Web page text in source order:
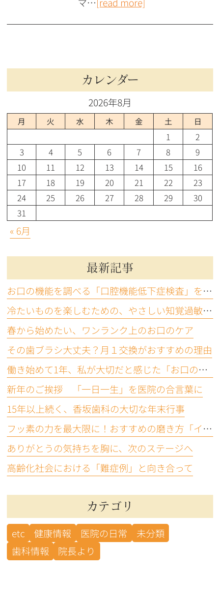
カレンダー
2026年8月
月 火 水 木 金 土 日
1
2
3
4 5 6 7 8
9
10
11 12 13 14 15
16
17
18 19 20 21 22
23
24
25 26 27 28 29
30
31
« 6月
最新記事
お口の機能を調べる「口腔機能低下症検査」をご存じですか？
冷たいものを楽しむための、やさしい知覚過敏ケア
春から始めたい、ワンランク上のお口のケア
その歯ブラシ大丈夫？月１交換がおすすめの理由
働き始めて1年、私が大切だと感じた「お口の機能」
新年のご挨拶 「一日一生」を医院の合言葉に
15年以上続く、香坂歯科の大切な年末行事
フッ素の力を最大限に！おすすめの磨き方「イエテボリ法」
ありがとうの気持ちを胸に、次のステージへ
高齢化社会における「難症例」と向き合って
カテゴリ
etc 健康情報 医院の日常
未分類
歯科情報
院長より